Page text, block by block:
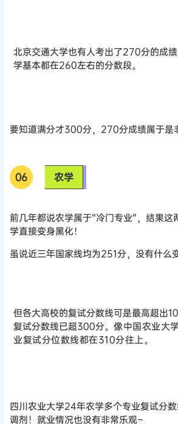
北京交通大学也有人考出了270分的成
学基本都在260左右的分数段。
要知道满分才300分，270分成绩属于是
06 农学
前几年都说农学属于“冷门专业”，结果这
学直接变身黑化！
虽说近三年国家线均为251分，没有什么
但各大高校的复试分数线可是最高超出
复试分数线已超300分。 像中国农业大
业复试分位数线都在310分往上。
四川农业大学24年农学多个专业复试分
调剂！就业情况也没有非常乐观~